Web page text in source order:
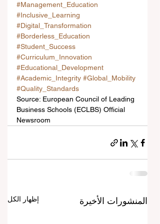
#Management_Education
#Inclusive_Learning
#Digital_Transformation
#Borderless_Education
#Student_Success
#Curriculum_Innovation
#Educational_Development
#Academic_Integrity #Global_Mobility
#Quality_Standards
Source: European Council of Leading
Business Schools (ECLBS) Official
Newsroom
المنشورات الأخيرة إظهار الكل